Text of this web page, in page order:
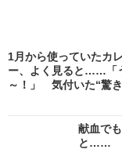
1月から使っていたカ
ー、よく見ると……「
～！」 気付いた“驚
献血で
と……